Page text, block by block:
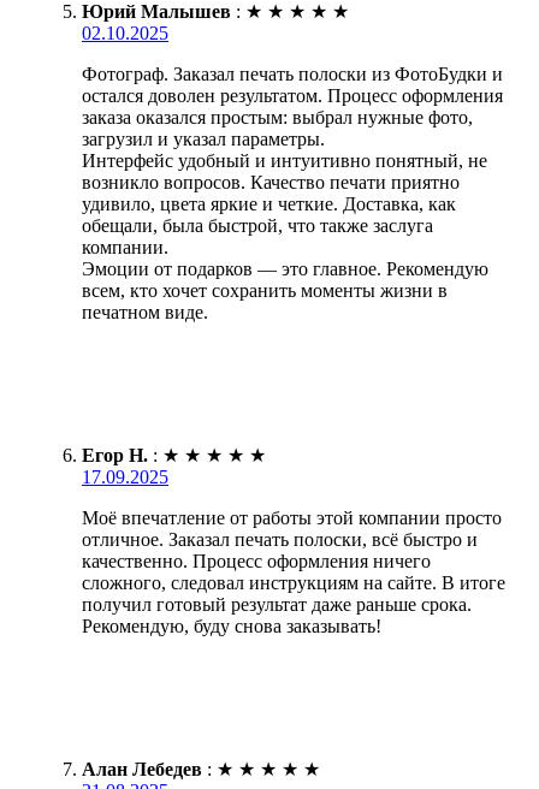
Юрий Малышев : ★ ★ ★ ★ ★
02.10.2025
Фотограф. Заказал печать полоски из ФотоБудки и
остался доволен результатом. Процесс оформления
заказа оказался простым: выбрал нужные фото,
загрузил и указал параметры.
Интерфейс удобный и интуитивно понятный, не
возникло вопросов. Качество печати приятно
удивило, цвета яркие и четкие. Доставка, как
обещали, была быстрой, что также заслуга
компании.
Эмоции от подарков — это главное. Рекомендую
всем, кто хочет сохранить моменты жизни в
печатном виде.
Егор Н. : ★ ★ ★ ★ ★
17.09.2025
Моё впечатление от работы этой компании просто
отличное. Заказал печать полоски, всё быстро и
качественно. Процесс оформления ничего
сложного, следовал инструкциям на сайте. В итоге
получил готовый результат даже раньше срока.
Рекомендую, буду снова заказывать!
Алан Лебедев : ★ ★ ★ ★ ★